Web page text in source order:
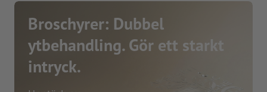
Broschyrer: Dubbel
ytbehandling. Gör ett starkt
intryck.